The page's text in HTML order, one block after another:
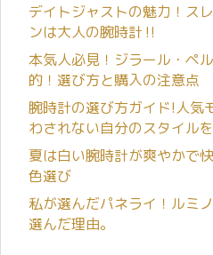
デイトジャストの魅力！ス
ンは大人の腕時計‼️
本気人必見！ジラール・ペ
的！選び方と購入の注意点
腕時計の選び方ガイド!人気
わされない自分のスタイル
夏は白い腕時計が爽やかで
色選び
私が選んだパネライ！ルミ
選んだ理由。